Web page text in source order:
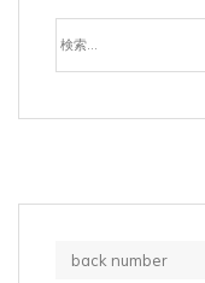
検
索:
back number